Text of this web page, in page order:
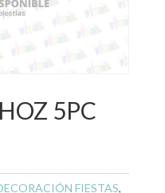
5PC
FIESTAS,